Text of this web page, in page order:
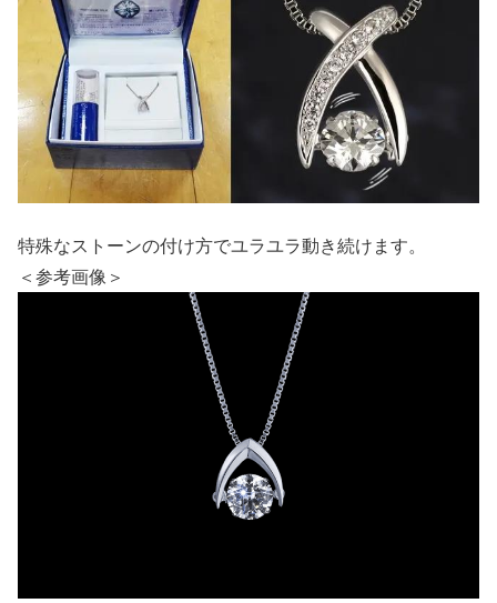
特殊なストーンの付け方でユラユラ動き続けます。
＜参考画像＞